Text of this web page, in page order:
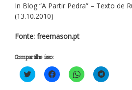
In Blog “A Partir Pedra” – Texto de
(13.10.2010)
Fonte: freemason.pt
Compartilhe isso:
Clique
para
Clique
para
Clique
para
Clique
para